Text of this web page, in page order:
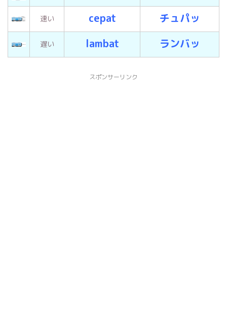
速い cepat チュパッ
遅い lambat ランバッ
スポンサーリンク